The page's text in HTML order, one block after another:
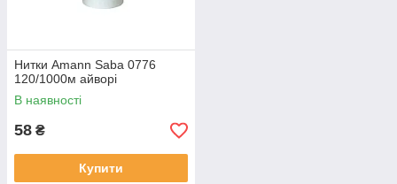
Нитки Amann Saba 0776
120/1000м айворі
В наявності
58 ₴
Купити